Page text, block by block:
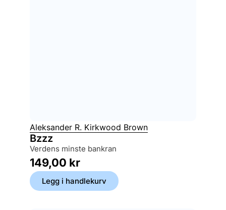
Aleksander R. Kirkwood Brown
Bzzz
verdens minste bankran
149,00 kr
Legg i handlekurv